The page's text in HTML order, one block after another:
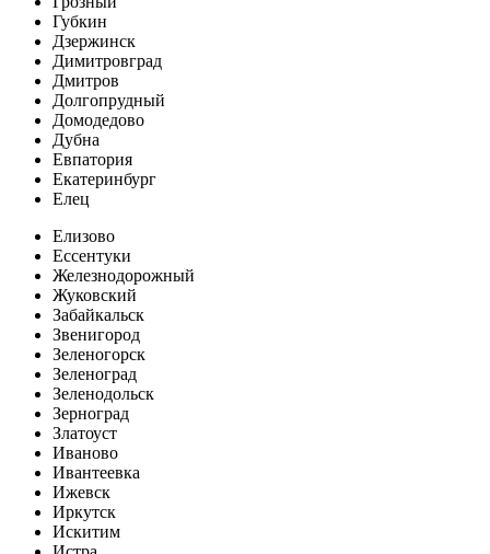
Губкин
Дзержинск
Димитровград
Дмитров
Долгопрудный
Домодедово
Дубна
Евпатория
Екатеринбург
Елец
Елизово
Ессентуки
Железнодорожный
Жуковский
Забайкальск
Звенигород
Зеленогорск
Зеленоград
Зеленодольск
Зерноград
Златоуст
Иваново
Ивантеевка
Ижевск
Иркутск
Искитим